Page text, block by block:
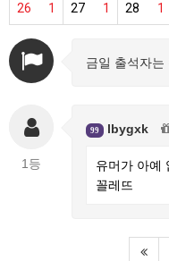
1
26 1
27 1
28
금일 출석자는
1등
99 lbygxk
유머가 아예
꼴레뜨